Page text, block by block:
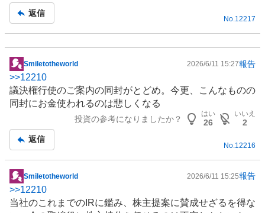
事
返信
No.12217
掲
示
板
記
Smiletotheworld 2026/6/11 15:27報告
>>12210
議決権行使のご案内の同封がとどめ。今更、こんなものの
同封にお金使われるのは悲しくなる
投資の参考になりましたか？
はい
26
いいえ
2
返信
No. 12216
掲
示
板
Smiletotheworld 2026/6/11 15:25報告
>>12210
当社のこれまでの IRに鑑み、株主提案に賛成せざるを得な